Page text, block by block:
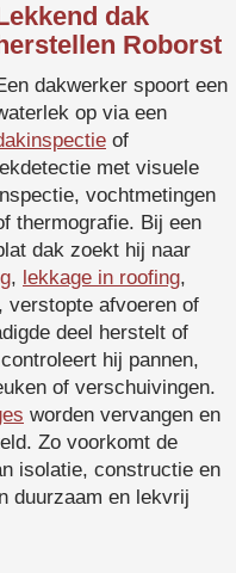
dak
Roborst
dakwerker spoort een
op via een
of
met visuele
vochtmetingen
thermografie. Bij een
dak zoekt hij naar
, lekkage in roofing,
verstopte afvoeren of
deel herstelt of
hij pannen,
of verschuivingen.
worden vervangen en
Zo voorkomt de
isolatie, constructie en
duurzaam en lekvrij